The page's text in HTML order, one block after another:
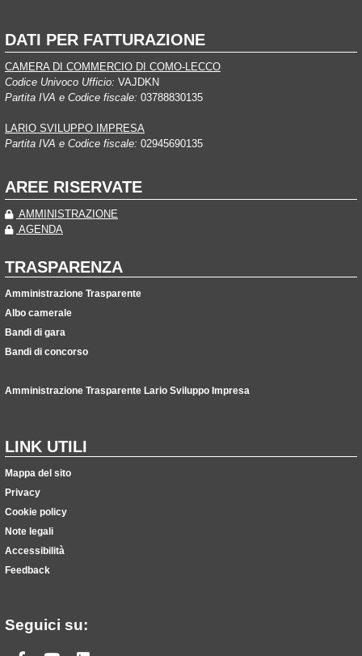
DATI PER FATTURAZIONE
CAMERA DI COMMERCIO DI COMO-LECCO
Codice Univoco Ufficio: VAJDKN
Partita IVA e Codice fiscale: 03788830135
LARIO SVILUPPO IMPRESA
Partita IVA e Codice fiscale: 02945690135
AREE RISERVATE
AMMINISTRAZIONE
AGENDA
TRASPARENZA
Amministrazione Trasparente
Albo camerale
Bandi di gara
Bandi di concorso
Amministrazione Trasparente Lario Sviluppo Impresa
LINK UTILI
Mappa del sito
Privacy
Cookie policy
Note legali
Accessibilità
Feedback
Seguici su: